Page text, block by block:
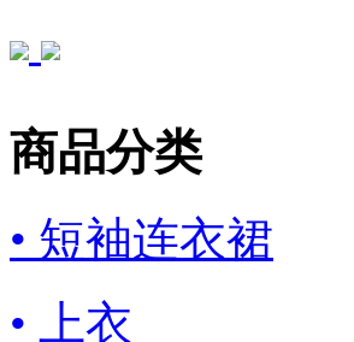
商品分类
• 短袖连衣裙
• 上衣